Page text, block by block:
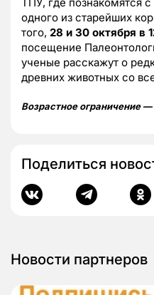
одного из старейших
того, 28 и 30 октября в
посещение
ученые расскажут о
древних животных со
Возрастное ограничение
Поделиться
Новости партнеров